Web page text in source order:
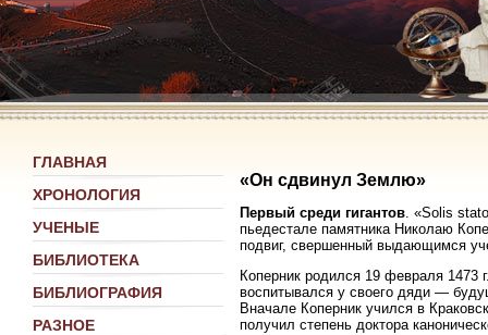
ГЛАВНАЯ
ХРОНОЛОГИЯ
УЧЕНЫЕ
БИБЛИОТЕКА
БИБЛИОГРАФИЯ
РАЗНОЕ
«Он сдвинул Землю»
Первый среди гигантов . «Solis
пьедестале памятника Николаю
подвиг, свершенный выдающимся
Коперник родился 19 февраля 1473
воспитывался у своего дяди —
Вначале Коперник учился в
получил степень доктора